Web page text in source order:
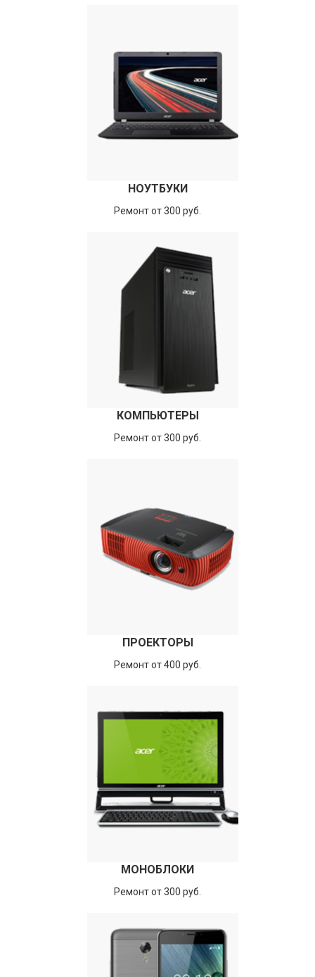
НОУТБУКИ
Ремонт от 300 руб.
КОМПЬЮТЕРЫ
Ремонт от 300 руб.
ПРОЕКТОРЫ
Ремонт от 400 руб.
МОНОБЛОКИ
Ремонт от 300 руб.